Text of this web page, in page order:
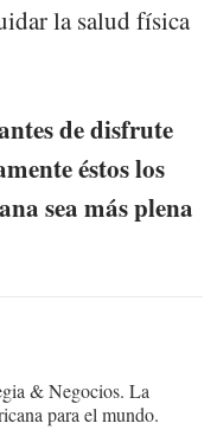
la salud física
de disfrute
éstos los
sea más plena
& Negocios. La
para el mundo.